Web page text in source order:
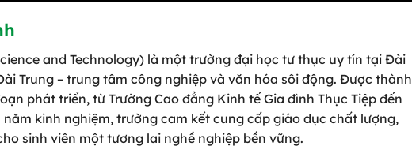
and Technology) là một trường đại học tư thục uy tín tại Đài
Trung – trung tâm công nghiệp và văn hóa sôi động. Được thành
phát triển, từ Trường Cao đẳng Kinh tế Gia đình Thục Tiệp đến
năm kinh nghiệm, trường cam kết cung cấp giáo dục chất lượng,
sinh viên một tương lai nghề nghiệp bền vững.